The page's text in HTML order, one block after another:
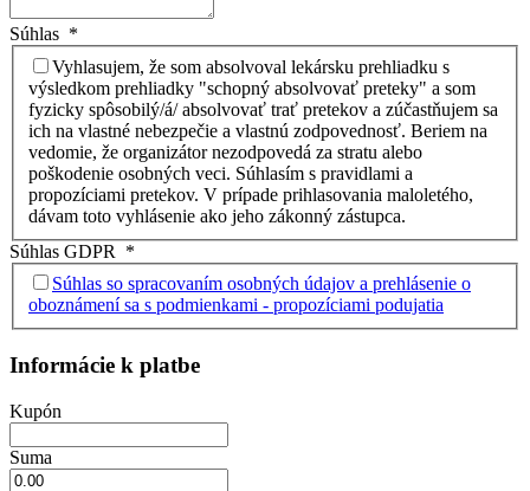
Súhlas *
Vyhlasujem, že som absolvoval lekársku prehliadku s
výsledkom prehliadky "schopný absolvovať preteky" a som
fyzicky spôsobilý/á/ absolvovať trať pretekov a zúčastňujem sa
ich na vlastné nebezpečie a vlastnú zodpovednosť. Beriem na
vedomie, že organizátor nezodpovedá za stratu alebo
poškodenie osobných veci. Súhlasím s pravidlami a
propozíciami pretekov. V prípade prihlasovania maloletého,
dávam toto vyhlásenie ako jeho zákonný zástupca.
Súhlas GDPR
*
Súhlas so spracovaním osobných údajov a prehlásenie o
oboznámení sa s podmienkami - propozíciami podujatia
Informácie k platbe
Kupón
Suma